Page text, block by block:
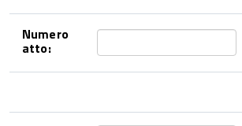
Numero
atto: